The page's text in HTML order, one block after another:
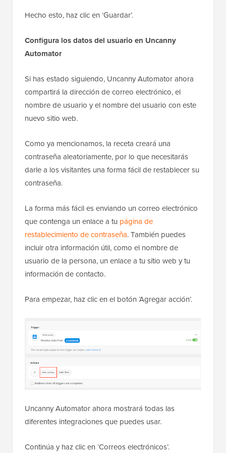
Hecho esto, haz clic en ‘Guardar’.
Configura los datos del usuario en Uncanny
Automator
Si has estado siguiendo, Uncanny Automator ahora
compartirá la dirección de correo electrónico, el
nombre de usuario y el nombre del usuario con este
nuevo sitio web.
Como ya mencionamos, la receta creará una
contraseña aleatoriamente, por lo que necesitarás
darle a los visitantes una forma fácil de restablecer su
contraseña.
La forma más fácil es enviando un correo electrónico
que contenga un enlace a tu página de
restablecimiento de contraseña. También puedes
incluir otra información útil, como el nombre de
usuario de la persona, un enlace a tu sitio web y tu
información de contacto.
Para empezar, haz clic en el botón ‘Agregar acción’.
Uncanny Automator ahora mostrará todas las
diferentes integraciones que puedes usar.
Continúa y haz clic en ‘Correos electrónicos’.